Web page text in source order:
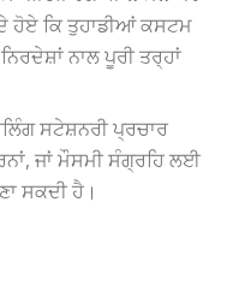
ਹੋਏ ਕਿ ਤੁਹਾਡੀਆਂ ਕਸਟਮ
ਨਾਲ ਪੂਰੀ ਤਰ੍ਹਾਂ
ਸਟੇਸ਼ਨਰੀ ਪ੍ਰਚਾਰ
ਜਾਂ ਮੌਸਮੀ ਸੰਗ੍ਰਹਿ ਲਈ
ਸਕਦੀ ਹੈ।